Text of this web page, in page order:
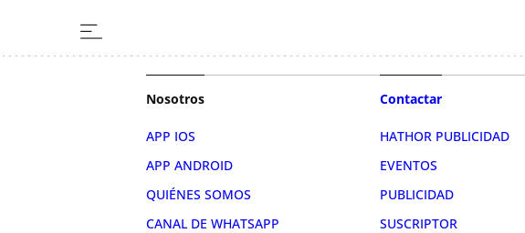
Nosotros
APP IOS
APP ANDROID
QUIÉNES SOMOS
CANAL DE WHATSAPP
Contactar
HATHOR PUBLICIDAD
EVENTOS
PUBLICIDAD
SUSCRIPTOR